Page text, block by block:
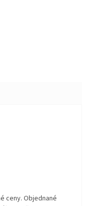
stars.
stars.
ceny. Objednané